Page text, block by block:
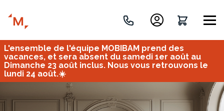
OU
Créez votre projet de A à Z
Imaginez et concevez un meuble 100% unique.
L'ensemble de l'équipe MOBIBAM prend des
vacances, et sera absent du samedi 1er août au
Dimanche 23 août inclus. Nous vous retrouvons le
lundi 24 août.☀️